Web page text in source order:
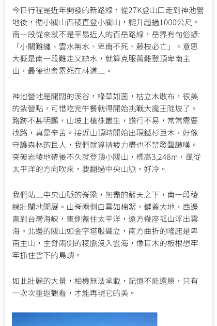
今日行程是近年開發的新路線，從27K登山口走到神池營
地後，循小關山西稜直登小關山，爬升超過1000公尺。
南一段從來就不是平易近人的百岳路線，岳界有句俗諺:
「小關難纏、雲水無水、卑南不死、藤枝必亡」。意思
大概是南一段難走又缺水，就算克服萬難登頂卑南主
山，最後也會累死在林道上。
神池營地是開闊的溪谷，綠草如茵，枯立木散布，很美
的紮營點，可惜吃完午餐就得開始挑戰大魔王陡坡了。
路跡不甚明顯，山坡上植株叢生，鑽行不易，常常需要
找路，真是辛苦。接近山頂時開始出現鐵杉巨木，好像
守護森林的巨人，我們就算精疲力盡也不禁發聲讚嘆。
突破岩稜地帶後不久就登頂小關山，標高3,248m，風從
太平洋的方向吹來，要翻過中央山脈，好冷。
我們站上中央山脈的脊梁，無盡的藍天之下，南一段稜
線壯闊地開展。山脊兩側白雲如棉絮，鋪蓋大地，西邊
直到台灣海峽，東側蓋住太平洋，遠方幾座孤山浮出雲
海。北邊的關山如金字塔般聳立，南方曲折的隆起是卑
南主山，主脊兩側的稜脈沒入雲海，像巨木的板根想牢
牢抓住雲下的島嶼。
如此壯麗的大景，相機無法承載，記憶不能還原，只有
一次次重返觀看，才能再現它的美。